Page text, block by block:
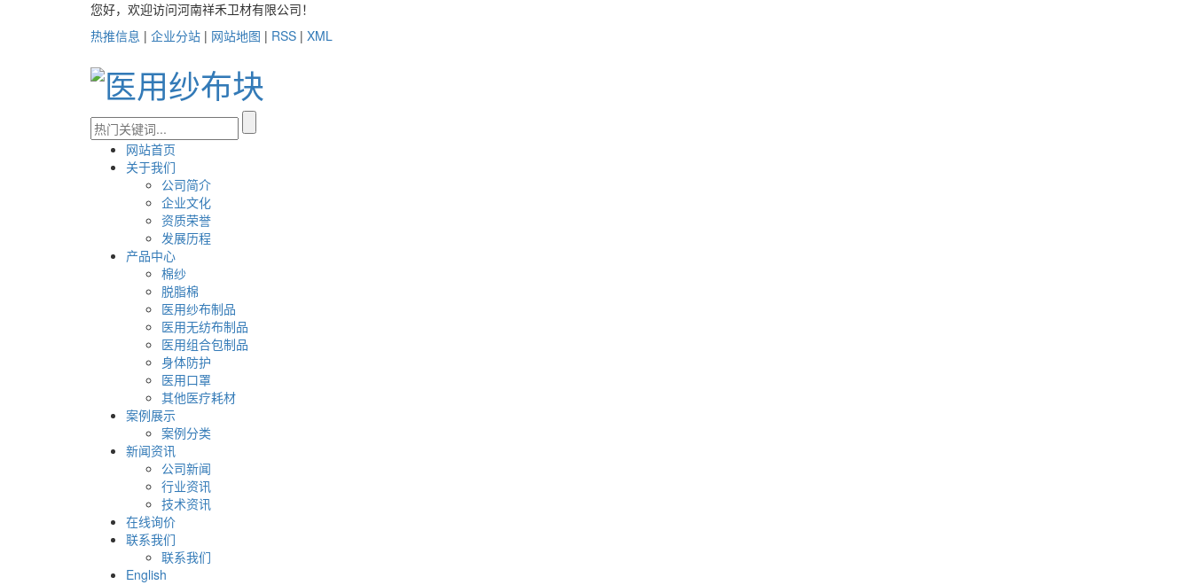
您好，欢迎访问河南祥禾卫材有限公司！
热推信息 | 企业分站 | 网站地图 | RSS | XML
网站首页
关于我们
公司简介
企业文化
资质荣誉
发展历程
产品中心
棉纱
脱脂棉
医用纱布制品
医用无纺布制品
医用组合包制品
身体防护
医用口罩
其他医疗耗材
案例展示
案例分类
新闻资讯
公司新闻
行业资讯
技术资讯
在线询价
联系我们
联系我们
English